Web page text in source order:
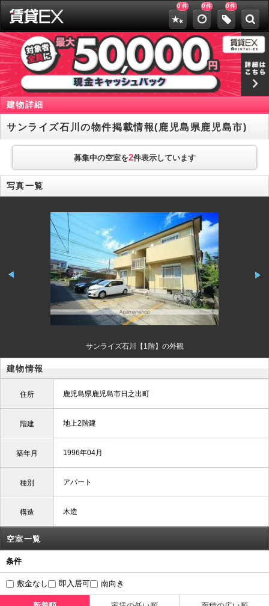
0 件 0件 0件
建物詳細
サンライズ石川の物件掲載情報(鹿児島県鹿児島市)
募集中の空室を2件表示しています
写真一覧
サンライズ石川【1階】の外観
建物情報
住所 鹿児島県鹿児島市日之出町
階建 地上2階建
築年月 1996年04月
種別 アパート
構造 木造
空室一覧
条件
敷金なし 即入居可 南向き